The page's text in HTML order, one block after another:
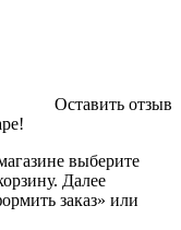
Оставить отзыв
выберите
Далее
заказ» или